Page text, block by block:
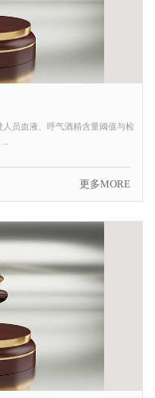
员血液、呼气酒精含量阈值与检
更多MORE